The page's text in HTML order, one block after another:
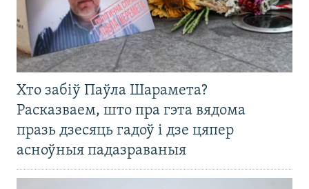
Хто забіў Паўла Шарамета?
Расказваем, што пра гэта вядома
празь дзесяць гадоў і дзе цяпер
асноўныя падазраваныя